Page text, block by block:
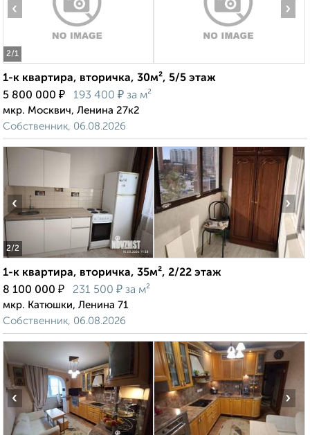
2/1
‹ ›
1-к квартира, вторичка, 30м², 5/5 этаж
5 800 000 ₽ 193 400 ₽ за м²
мкр. Москвич, Ленина 27к2
Собственник, 06.08.2026
2/2
‹ ›
1-к квартира, вторичка, 35м², 2/22 этаж
8 100 000 ₽ 231 500 ₽ за м²
мкр. Катюшки, Ленина 71
Собственник, 06.08.2026
‹ ›